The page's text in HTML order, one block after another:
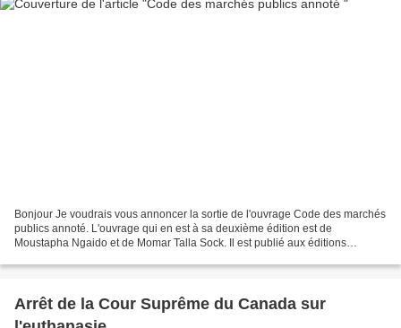
Bonjour Je voudrais vous annoncer la sortie de l'ouvrage Code des marchés
publics annoté. L'ouvrage qui en est à sa deuxième édition est de
Moustapha Ngaido et de Momar Talla Sock. Il est publié aux éditions
Arrêt de la Cour Suprême du Canada sur